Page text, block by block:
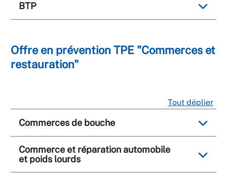
BTP
Offre en prévention TPE "Commerces et
restauration"
Tout déplier
Commerces de bouche
Commerce et réparation automobile
et poids lourds